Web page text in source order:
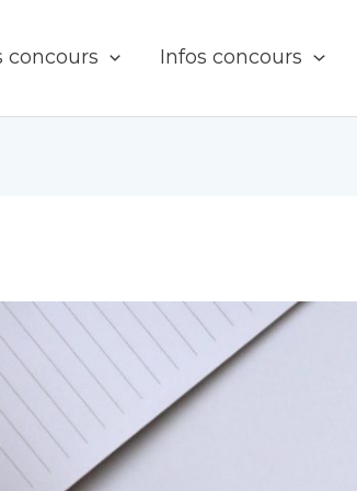
concours Infos concours